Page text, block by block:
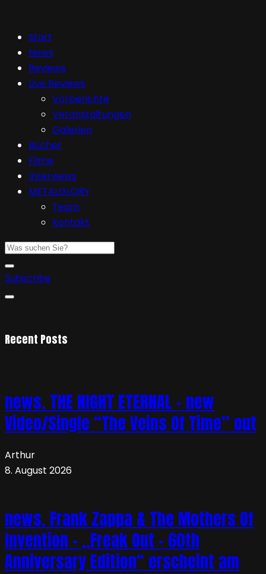
Start
News
Reviews
Live Reviews
Vorberichte
Veranstaltungen
Galerien
Bücher
Filme
Interviews
METALGLORY
Team
Kontakt
Subscribe
Recent Posts
news. THE NIGHT ETERNAL – new
Video/Single “The Veins Of Time” out
Arthur
8. August 2026
news. Frank Zappa & The Mothers Of
Invention – „Freak Out – 60th
Anniversary Edition“ erscheint am